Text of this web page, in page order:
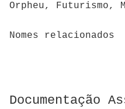
Orpheu, Futurismo,
Nomes relacionados
Documentação